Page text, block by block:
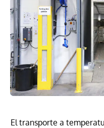
El transporte a